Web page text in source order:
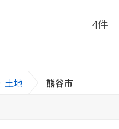
4件
土地 熊谷市